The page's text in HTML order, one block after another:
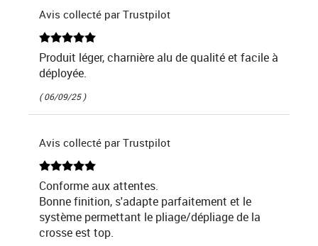
Avis collecté par Trustpilot
Produit léger, charnière alu de qualité et facile à
déployée.
( 06/09/25 )
Avis collecté par Trustpilot
Conforme aux attentes.
Bonne finition, s'adapte parfaitement et le
système permettant le pliage/dépliage de la
crosse est top.